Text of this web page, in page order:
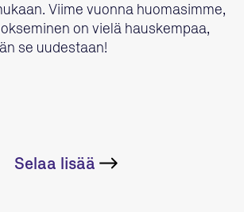
Viime vuonna huomasimme,
on vielä hauskempaa,
se uudestaan!
Selaa lisää